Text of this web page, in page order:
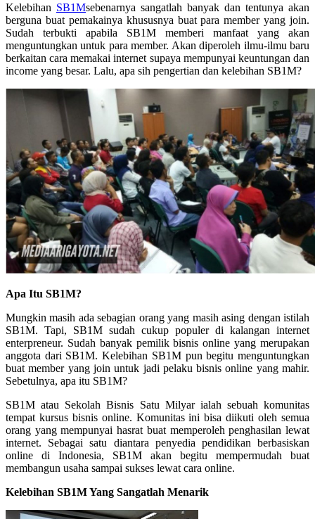
Kelebihan SB1Msebenarnya sangatlah banyak dan tentunya akan
berguna buat pemakainya khususnya buat para member yang join.
Sudah terbukti apabila SB1M memberi manfaat yang akan
menguntungkan untuk para member. Akan diperoleh ilmu-ilmu baru
berkaitan cara memakai internet supaya mempunyai keuntungan dan
income yang besar. Lalu, apa sih pengertian dan kelebihan SB1M?
Apa Itu SB1M?
Mungkin masih ada sebagian orang yang masih asing dengan istilah
SB1M. Tapi, SB1M sudah cukup populer di kalangan internet
enterpreneur. Sudah banyak pemilik bisnis online yang merupakan
anggota dari SB1M. Kelebihan SB1M pun begitu menguntungkan
buat member yang join untuk jadi pelaku bisnis online yang mahir.
Sebetulnya, apa itu SB1M?
SB1M atau Sekolah Bisnis Satu Milyar ialah sebuah komunitas
tempat kursus bisnis online. Komunitas ini bisa diikuti oleh semua
orang yang mempunyai hasrat buat memperoleh penghasilan lewat
internet. Sebagai satu diantara penyedia pendidikan berbasiskan
online di Indonesia, SB1M akan begitu mempermudah buat
membangun usaha sampai sukses lewat cara online.
Kelebihan SB1M Yang Sangatlah Menarik